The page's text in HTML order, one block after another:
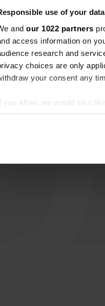
use of your data
and our 1022 partners
access information on
research and
choices are only
your consent any
you allow, we would also
Collect information about
Find out more about how
voor het gebruik van filters
met zeer grote
mensen.